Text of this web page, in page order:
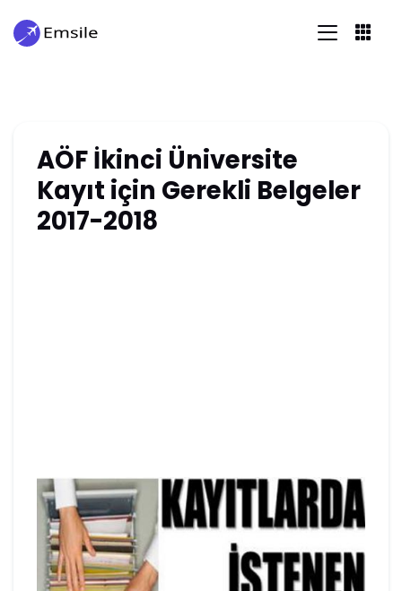
AÖF İkinci Üniversite
Kayıt için Gerekli Belgeler
2017-2018